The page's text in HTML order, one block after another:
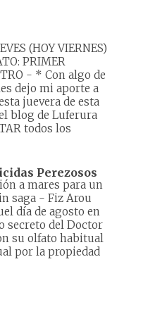
(HOY VIERNES)
PRIMER
- * Con algo de
dejo mi aporte a
juevera de esta
blog de Luferura
todos los
Perezosos
a mares para un
saga - Fiz Arou
día de agosto en
secreto del Doctor
su olfato habitual
por la propiedad